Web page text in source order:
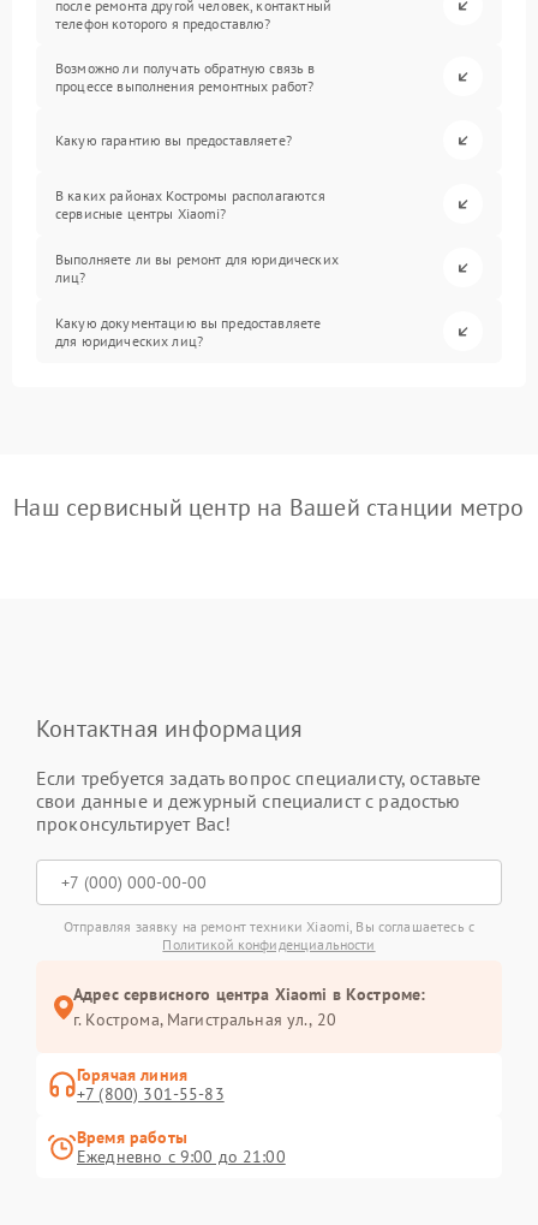
после ремонта другой человек, контактный
телефон которого я предоставлю?
Возможно ли получать обратную связь в
процессе выполнения ремонтных работ?
Какую гарантию вы предоставляете?
В каких районах Костромы располагаются
сервисные центры Xiaomi?
Выполняете ли вы ремонт для юридических
лиц?
Какую документацию вы предоставляете
для юридических лиц?
Наш сервисный центр на Вашей станции метро
Контактная информация
Если требуется задать вопрос специалисту, оставьте
свои данные и дежурный специалист с радостью
проконсультирует Вас!
Отправляя заявку на ремонт техники Xiaomi, Вы соглашаетесь с
Политикой конфиденциальности
Адрес сервисного центра Xiaomi в Костроме:
г. Кострома, Магистральная ул., 20
Горячая линия
+7 (800) 301-55-83
Время работы
Ежедневно с 9:00 до 21:00